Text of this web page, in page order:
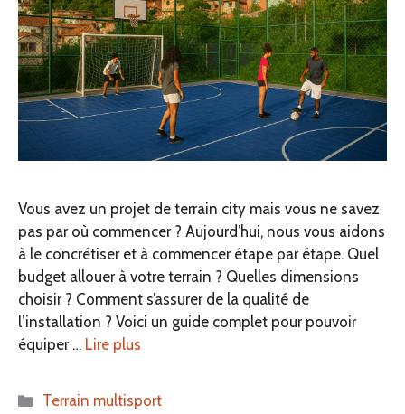
Vous avez un projet de terrain city mais vous ne savez
pas par où commencer ? Aujourd’hui, nous vous aidons
à le concrétiser et à commencer étape par étape. Quel
budget allouer à votre terrain ? Quelles dimensions
choisir ? Comment s’assurer de la qualité de
l’installation ? Voici un guide complet pour pouvoir
équiper … Lire plus
Catégories
Terrain multisport